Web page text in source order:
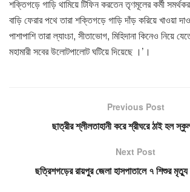
শক্তিগড়ে গাড়ি থামিয়ে টিফিন করতেন তৃণমূলের কর্মী
বাড়ি ফেরার পথে তারা শক্তিগড়ে গাড়ি দাঁড় করিয়ে খাওয়া
পাশাপাশি তারা ল্যাংচা, সীতাভোগ, মিহিদানা কিনেও নিয়ে
মহামারী সবের উলোটপালোট ঘটিয়ে দিয়েছে ।’।
Previous Post
ছাত্রীর শ্লীলতাহানী করে শ্রীঘরে ঠাই হল
Next Post
ছত্রিশগড়ের রায়পুর জেলা হাসপাতালে ৭ শিশুর